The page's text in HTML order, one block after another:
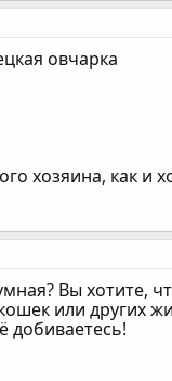
овчарка
хозяина, как
Вы хотите,
или других
добиваетесь!